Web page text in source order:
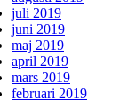
juli 2019
juni 2019
maj 2019
april 2019
mars 2019
februari 2019